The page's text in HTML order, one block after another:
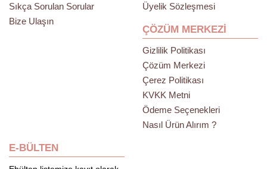
Sıkça Sorulan Sorular
Bize Ulaşın
Üyelik Sözleşmesi
ÇÖZÜM MERKEZI
Gizlilik Politikası
Çözüm Merkezi
Çerez Politikası
KVKK Metni
Ödeme Seçenekleri
Nasıl Ürün Alırım ?
E-BÜLTEN